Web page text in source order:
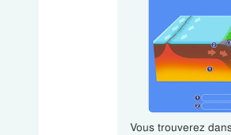
Vous trouverez